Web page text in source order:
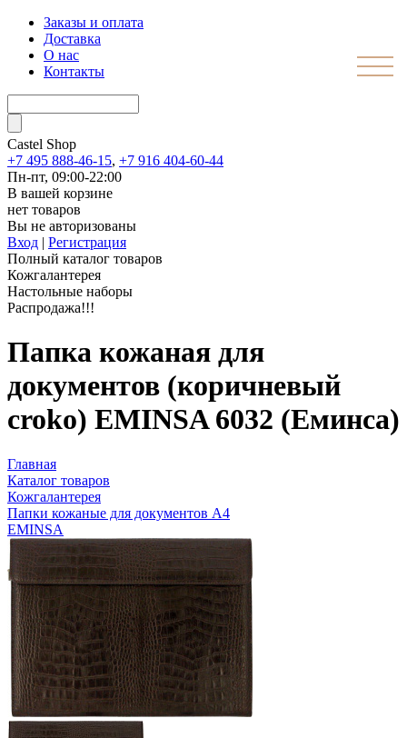
Заказы и оплата
Доставка
О нас
Контакты
Castel Shop
+7 495 888-46-15, +7 916 404-60-44
Пн-пт, 09:00-22:00
В вашей корзине
нет товаров
Вы не авторизованы
Вход | Регистрация
Полный каталог товаров
Кожгалантерея
Настольные наборы
Распродажа!!!
Папка кожаная для
документов (коричневый
croko) EMINSA 6032 (Еминса)
Главная
Каталог товаров
Кожгалантерея
Папки кожаные для документов А4
EMINSA